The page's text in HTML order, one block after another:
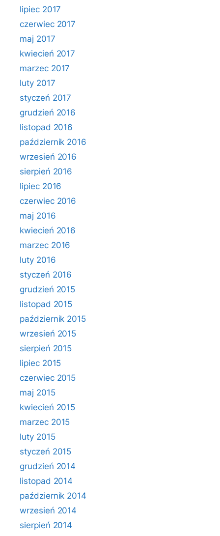
lipiec 2017
czerwiec 2017
maj 2017
kwiecień 2017
marzec 2017
luty 2017
styczeń 2017
grudzień 2016
listopad 2016
październik 2016
wrzesień 2016
sierpień 2016
lipiec 2016
czerwiec 2016
maj 2016
kwiecień 2016
marzec 2016
luty 2016
styczeń 2016
grudzień 2015
listopad 2015
październik 2015
wrzesień 2015
sierpień 2015
lipiec 2015
czerwiec 2015
maj 2015
kwiecień 2015
marzec 2015
luty 2015
styczeń 2015
grudzień 2014
listopad 2014
październik 2014
wrzesień 2014
sierpień 2014